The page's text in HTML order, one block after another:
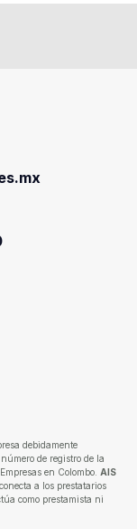
debidamente
de registro de la
en Colombo. AIS
a los prestatarios
como prestamista ni